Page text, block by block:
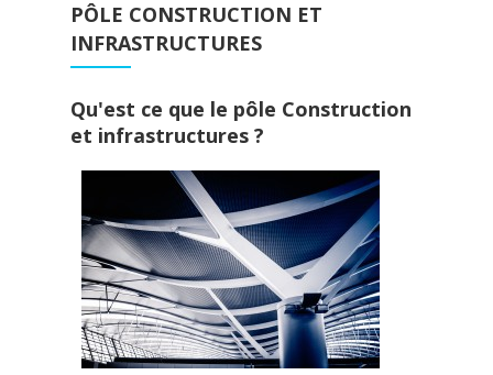
PÔLE CONSTRUCTION ET
INFRASTRUCTURES
Qu'est ce que le pôle Construction
et infrastructures ?